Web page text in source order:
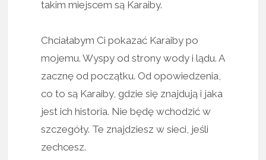
takim miejscem są Karaiby.
Chciałabym Ci pokazać Karaiby po
mojemu. Wyspy od strony wody i lądu. A
zacznę od początku. Od opowiedzenia,
co to są Karaiby, gdzie się znajdują i jaka
jest ich historia. Nie będę wchodzić w
szczegóły. Te znajdziesz w sieci, jeśli
zechcesz.